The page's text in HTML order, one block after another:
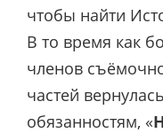
чтобы найти
В то время как
членов
частей
обязанностям, «